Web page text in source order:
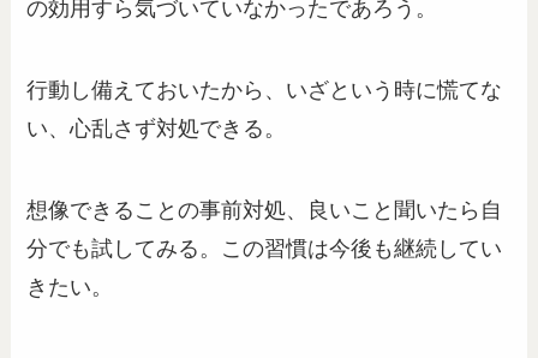
の効用すら気づいていなかったであろう。
行動し備えておいたから、いざという時に慌てな
い、心乱さず対処できる。
想像できることの事前対処、良いこと聞いたら自
分でも試してみる。この習慣は今後も継続してい
きたい。